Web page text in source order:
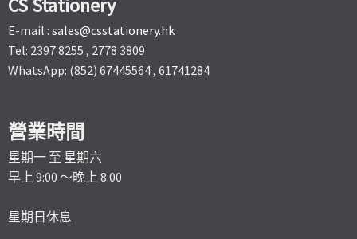
CS Stationery
E-mail : sales@csstationery.hk
Tel: 2397 8255 , 2778 3809
WhatsApp: (852) 67445564 , 61741284
營業時間
星期一 至 星期六
早上 9:00 ～晚上 8:00
星期日休息